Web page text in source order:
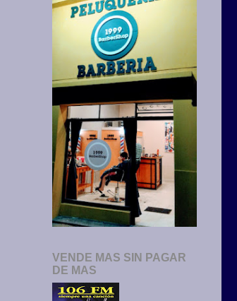
VENDE MAS SIN PAGAR
DE MAS